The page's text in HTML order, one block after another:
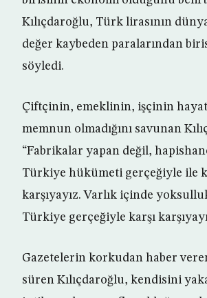
Kılıçdaroğlu, Türk lirasının
değer kaybeden paralarından
söyledi.
Çiftçinin, emeklinin, işçinin
memnun olmadığını savunan
“Fabrikalar yapan değil,
Türkiye hükümeti gerçeğiyle ile
karşıyayız. Varlık içinde
Türkiye gerçeğiyle karşı
Gazetelerin korkudan haber
süren Kılıçdaroğlu, kendisini